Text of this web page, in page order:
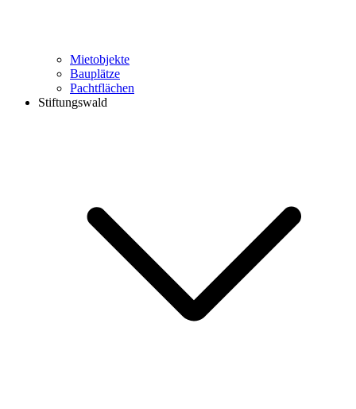
Mietobjekte
Bauplätze
Pachtflächen
Stiftungswald